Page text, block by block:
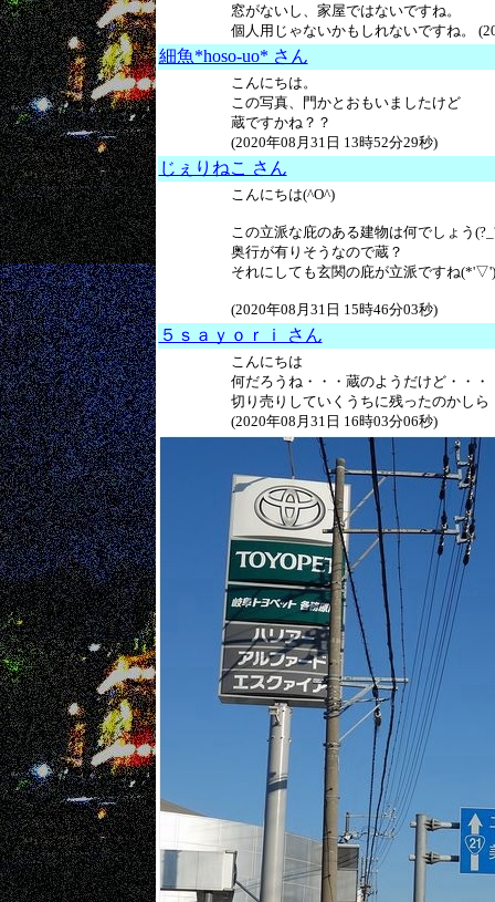
窓がないし、家屋ではないですね。
個人用じゃないかもしれないですね。
細魚*hoso-uo* さん
こんにちは。
この写真、門かとおもいましたけど
蔵ですかね？？
(2020年08月31日 13時52分29秒)
じぇりねこ さん
こんにちは(^O^)
この立派な庇のある建物は何でしょう
奥行が有りそうなので蔵？
それにしても玄関の庇が立派ですね(*'▽')
(2020年08月31日 15時46分03秒)
５ｓａｙｏｒｉ さん
こんにちは
何だろうね・・・蔵のようだけど・・・
切り売りしていくうちに残ったのかしら
(2020年08月31日 16時03分06秒)